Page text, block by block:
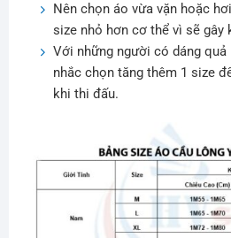
Nên chọn áo vừa vặn hoặc
size nhỏ hơn cơ thể vì sẽ gây
Với những người có dáng
nhắc chọn tăng thêm 1 size
khi thi đấu.